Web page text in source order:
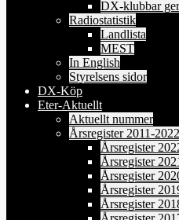
DX-klubbar
Radiostatistik
Landlista
MEST
In English
Styrelsens sidor
DX-Köp
Eter-Aktuellt
Aktuellt nummer
Årsregister 2011-2022
Årsregister
Årsregister
Årsregister
Årsregister
Årsregister